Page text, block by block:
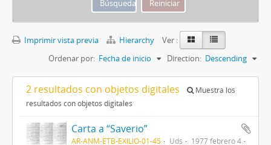
Imprimir vista previa Hierarchy
Ver :
Ordenar por: Fecha de inicio Direction: Descending
2 resultados con objetos digitales
Muestra los
resultados con objetos digitales
Carta a “Saverio”
AR-ANM-ETB-EXILIO-01-45 Uds 1977 febrero 4